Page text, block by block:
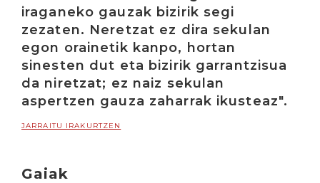
iraganeko gauzak bizirik segi
zezaten. Neretzat ez dira sekulan
egon orainetik kanpo, hortan
sinesten dut eta bizirik garrantzisua
da niretzat; ez naiz sekulan
aspertzen gauza zaharrak ikusteaz".
JARRAITU IRAKURTZEN
Gaiak